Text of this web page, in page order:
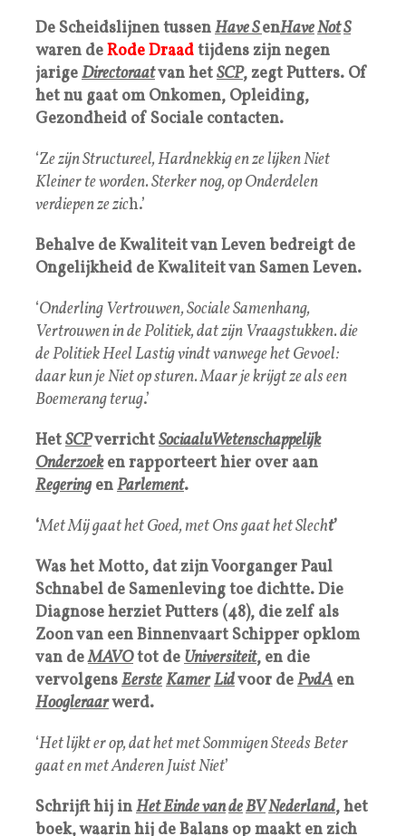
De Scheidslijnen tussenHaveSenHaveNotS
waren deRode Draadtijdens zijn negen
jarigeDirectoraatvan hetSCP, zegt Putters. Of
het nu gaat om Onkomen, Opleiding,
Gezondheid of Sociale contacten.
‘Ze zijn Structureel, Hardnekkig en ze lijken Niet
Kleiner te worden. Sterker nog, op Onderdelen
verdiepen ze zich.’
Behalve de Kwaliteit van Leven bedreigt de
Ongelijkheid de Kwaliteit van Samen Leven.
‘Onderling Vertrouwen, Sociale Samenhang,
Vertrouwen in de Politiek, dat zijn Vraagstukken. die
de Politiek Heel Lastig vindt vanwege het Gevoel:
daar kun je Niet op sturen. Maar je krijgt ze als een
Boemerang terug.’
HetSCPverrichtSociaaluWetenschappelijk
Onderzoeken rapporteert hier over aan
RegeringenParlement.
‘Met Mij gaat het Goed, met Ons gaat het Slecht’
Was het Motto, dat zijn Voorganger Paul
Schnabel de Samenleving toe dichtte. Die
Diagnose herziet Putters (48), die zelf als
Zoon van een Binnenvaart Schipper opklom
van deMAVOtot deUniversiteit, en die
vervolgensEersteKamerLidvoor dePvdA en
Hoogleraarwerd.
‘Het lijkt er op, dat het met Sommigen Steeds Beter
gaat en met Anderen Juist Niet’
Schrijft hij inHet EindevandeBVNederland, het
boek, waarin hij de Balans op maakt en zich